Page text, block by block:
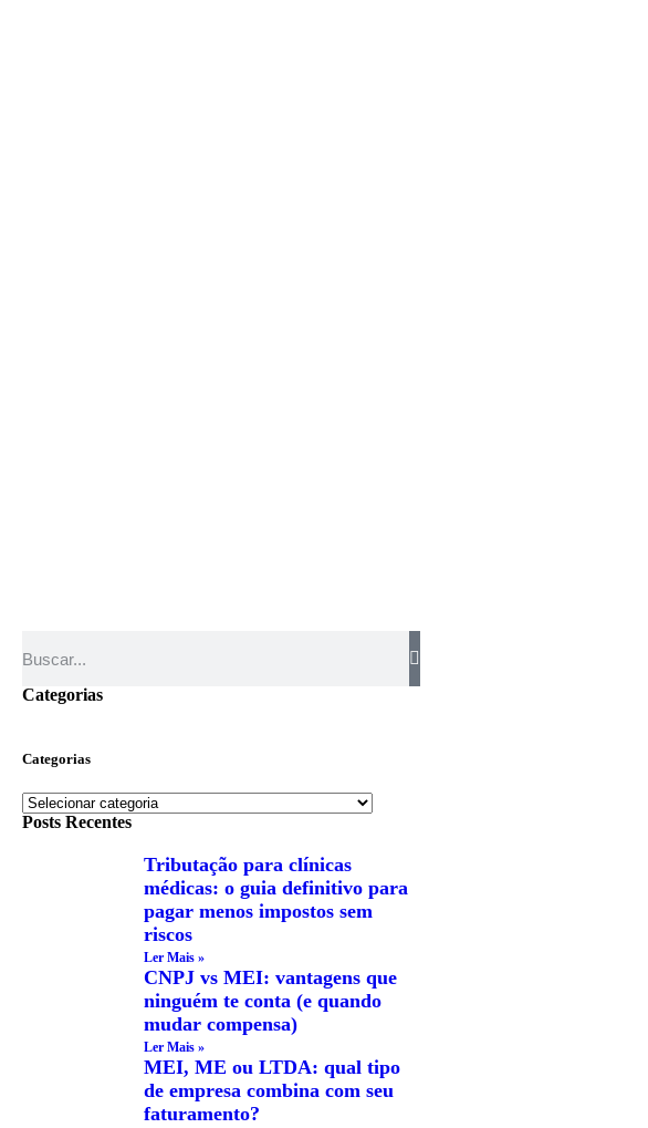
Categorias
Categorias
Posts Recentes
Tributação para clínicas
médicas: o guia definitivo para
pagar menos impostos sem
riscos
Ler Mais »
CNPJ vs MEI: vantagens que
ninguém te conta (e quando
mudar compensa)
Ler Mais »
MEI, ME ou LTDA: qual tipo
de empresa combina com seu
faturamento?